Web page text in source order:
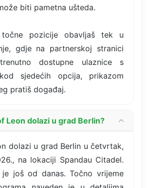
biti pametna ušteda.
pozicije obavljaš tek u
gdje na partnerskoj stranici
dostupne ulaznice s
sjedećih opcija, prikazom
pratiš događaj.
Leon dolazi u grad Berlin?
dolazi u grad Berlin u četvrtak,
na lokaciji Spandau Citadel.
je još od danas. Točno vrijeme